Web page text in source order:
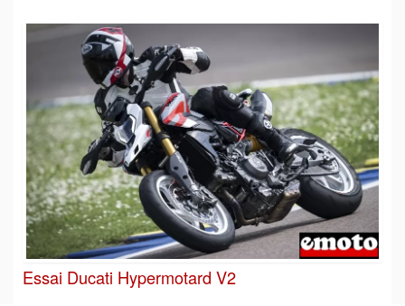
Essai Ducati Hypermotard V2